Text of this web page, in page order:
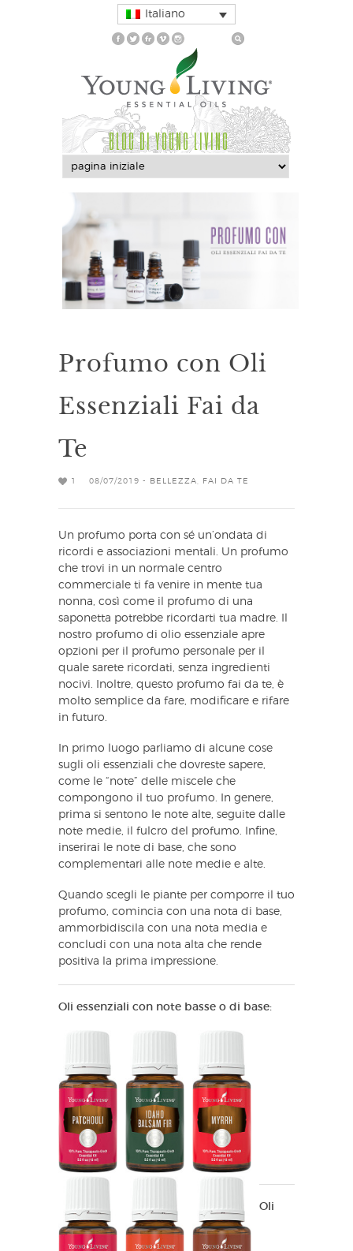
Italiano
BLOG DI YOUNG LIVING
Profumo con Oli
Essenziali Fai da
Te
1 08/07/2019 - BELLEZZA FAI DA TE
Un profumo porta con sé un’ondata di
ricordi e associazioni mentali. Un profumo
che trovi in un normale centro
commerciale ti fa venire in mente tua
nonna, così come il profumo di una
saponetta potrebbe ricordarti tua madre. Il
nostro profumo di olio essenziale apre
opzioni per il profumo personale per il
quale sarete ricordati, senza ingredienti
nocivi. Inoltre, questo profumo fai da te, è
molto semplice da fare, modificare e rifare
in futuro.
In primo luogo parliamo di alcune cose
sugli oli essenziali che dovreste sapere,
come le “note” delle miscele che
compongono il tuo profumo. In genere,
prima si sentono le note alte, seguite dalle
note medie, il fulcro del profumo. Infine,
inserirai le note di base, che sono
complementari alle note medie e alte.
Quando scegli le piante per comporre il tuo
profumo, comincia con una nota di base,
ammorbidiscila con una nota media e
concludi con una nota alta che rende
positiva la prima impressione.
Oli essenziali con note basse o di base:
Oli